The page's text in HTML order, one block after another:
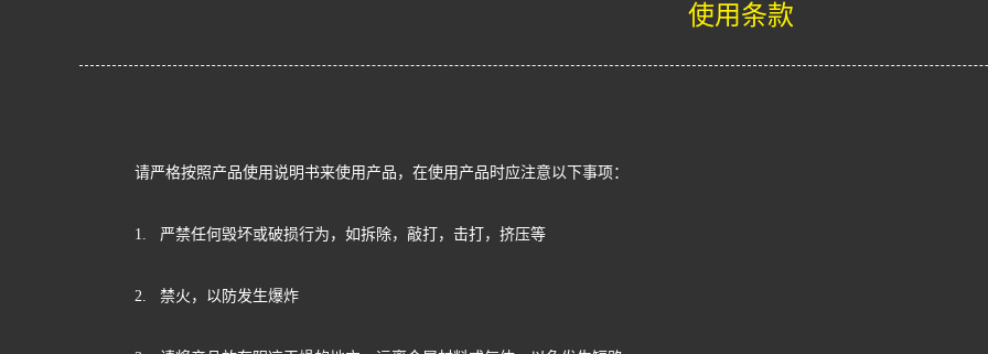
使用条款
请严格按照产品使用说明书来使用产品，在使用产品时应注意以下事项：
1. 严禁任何毁坏或破损行为，如拆除，敲打，击打，挤压等
2. 禁火，以防发生爆炸